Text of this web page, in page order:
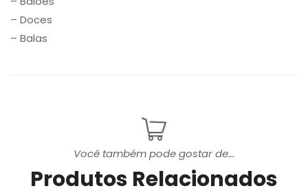
– Doces
– Balas
Você também pode gostar de...
Produtos Relacionados